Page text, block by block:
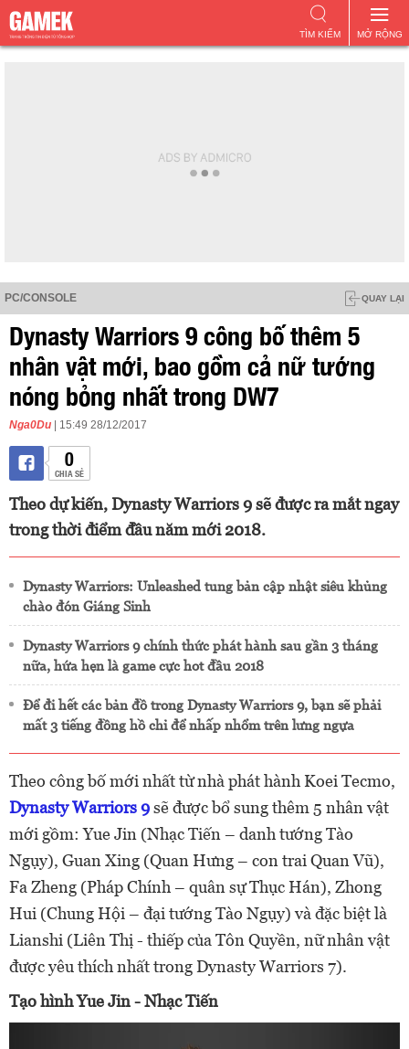
MỞ RỘNG
TÌM KIẾM
PC/CONSOLE QUAY LẠI
Dynasty Warriors 9 công bố thêm 5
nhân vật mới, bao gồm cả nữ tướng
nóng bỏng nhất trong DW7
Nga0Du | 15:49 28/12/2017
0
CHIA SẺ
Theo dự kiến, Dynasty Warriors 9 sẽ được ra mắt ngay
trong thời điểm đầu năm mới 2018.
Dynasty Warriors: Unleashed tung bản cập nhật siêu khủng
chào đón Giáng Sinh
Dynasty Warriors 9 chính thức phát hành sau gần 3 tháng
nữa, hứa hẹn là game cực hot đầu 2018
Để đi hết các bản đồ trong Dynasty Warriors 9, bạn sẽ phải
mất 3 tiếng đồng hồ chỉ để nhấp nhổm trên lưng ngựa
Theo công bố mới nhất từ nhà phát hành Koei Tecmo,
Dynasty Warriors 9sẽ được bổ sung thêm 5 nhân vật
mới gồm: Yue Jin (Nhạc Tiến – danh tướng Tào
Ngụy), Guan Xing (Quan Hưng – con trai Quan Vũ),
Fa Zheng (Pháp Chính – quân sự Thục Hán), Zhong
Hui (Chung Hội – đại tướng Tào Ngụy) và đặc biệt là
Lianshi (Liên Thị - thiếp của Tôn Quyền, nữ nhân vật
được yêu thích nhất trong Dynasty Warriors 7).
Tạo hình Yue Jin - Nhạc Tiến